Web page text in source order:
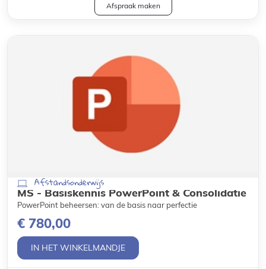
Afspraak maken
Afstandsonderwijs
MS - Basiskennis PowerPoint & Consolidatie
PowerPoint beheersen: van de basis naar perfectie
€ 780,00
IN HET WINKELMANDJE